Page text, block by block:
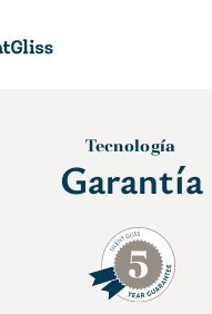
Tecnología
Garantía